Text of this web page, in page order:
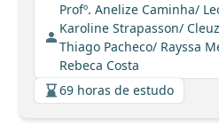
Profº. Anelize Caminha/
Karoline Strapasson/
Thiago Pacheco/ Rayssa
Rebeca Costa
69 horas de estudo